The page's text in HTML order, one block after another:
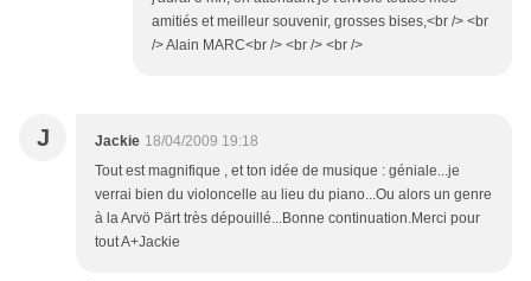
amitiés et meilleur souvenir, grosses bises,<br /> <br
/> Alain MARC<br /> <br /> <br />
J Jackie 18/04/2009 19:18
Tout est magnifique , et ton idée de musique : géniale...je
verrai bien du violoncelle au lieu du piano...Ou alors un genre
à la Arvö Pärt très dépouillé...Bonne continuation.Merci pour
tout A+Jackie